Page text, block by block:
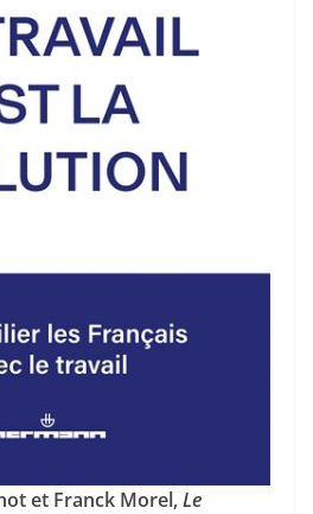
et Franck Morel,Le